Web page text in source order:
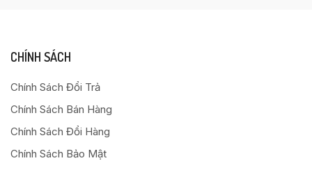
CHÍNH SÁCH
Chính Sách Đổi Trả
Chính Sách Bán Hàng
Chính Sách Đổi Hàng
Chính Sách Bảo Mật